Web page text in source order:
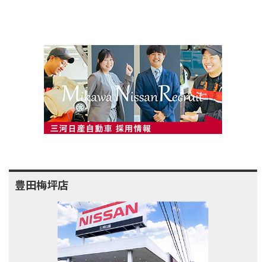
豊田梅坪店